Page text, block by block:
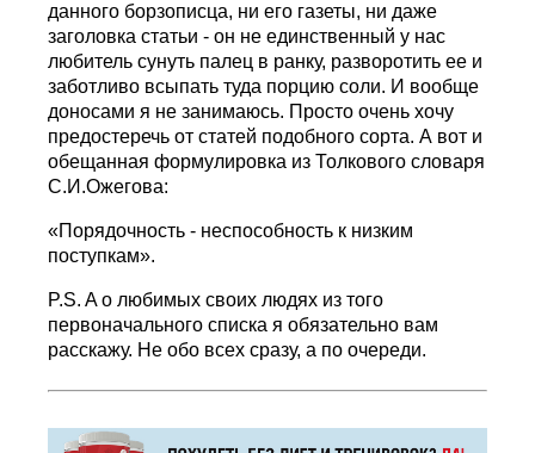
данного борзописца, ни его газеты, ни даже
заголовка статьи - он не единственный у нас
любитель сунуть палец в ранку, разворотить ее и
заботливо всыпать туда порцию соли. И вообще
доносами я не занимаюсь. Просто очень хочу
предостеречь от статей подобного сорта. А вот и
обещанная формулировка из Толкового словаря
С.И.Ожегова:
«Порядочность - неспособность к низким
поступкам».
P.S. A о любимых своих людях из того
первоначального списка я обязательно вам
расскажу. Не обо всех сразу, а по очереди.